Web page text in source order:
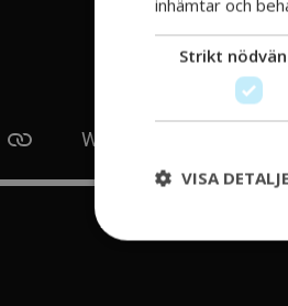
inhämtar och
Strikt
VISA